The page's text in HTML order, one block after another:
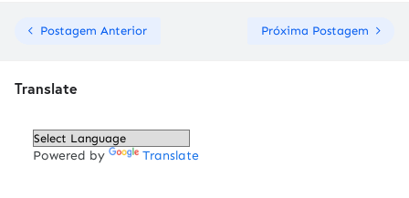
Postagem Anterior Próxima Postagem
Translate
Powered by Translate